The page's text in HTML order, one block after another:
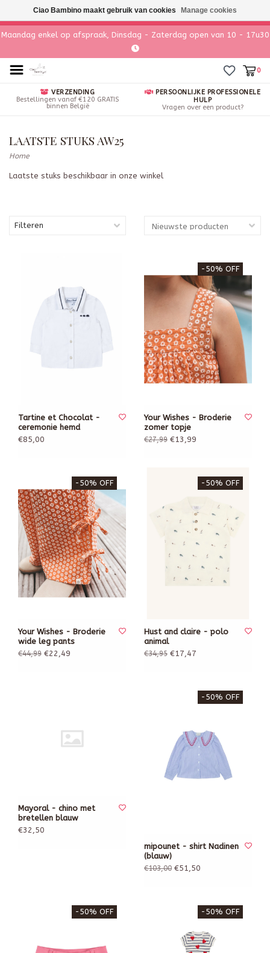
Maandag enkel op afspraak, Dinsdag - Zaterdag open van 10 - 17u30
0
VERZENDING
Bestellingen vanaf €120 GRATIS
binnen België
PERSOONLIJKE PROFESSIONELE
HULP
Vragen over een product?
LAATSTE STUKS AW25
Home
Laatste stuks beschikbaar in onze winkel
Filteren
Tartine et Chocolat -
ceremonie hemd
€85,00
-50% OFF
Your Wishes - Broderie
zomer topje
€27,99 €13,99
-50% OFF
Your Wishes - Broderie
wide leg pants
€44,99 €22,49
-50% OFF
Hust and claire - polo
animal
€34,95 €17,47
Mayoral - chino met
bretellen blauw
€32,50
-50% OFF
mipounet - shirt Nadinen
(blauw)
€103,00 €51,50
-50% OFF -50% OFF
Ciao Bambino maakt gebruik van cookies Manage cookies